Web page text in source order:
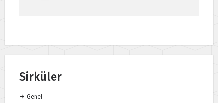
Sirküler
Genel